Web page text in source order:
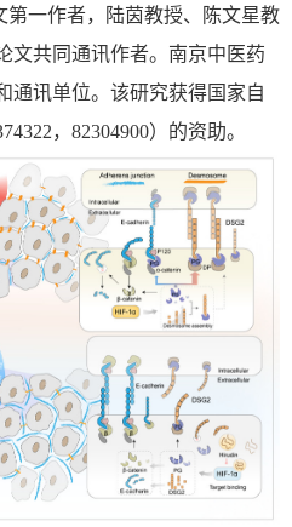
第一作者，陆茵教授、陈文星教
文共同通讯作者。南京中医药
通讯单位。该研究获得国家自
， 82304900）的资助。